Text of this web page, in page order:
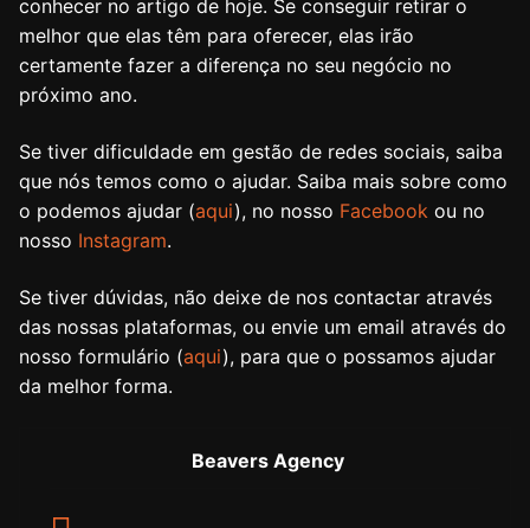
conhecer no artigo de hoje. Se conseguir retirar o
melhor que elas têm para oferecer, elas irão
certamente fazer a diferença no seu negócio no
próximo ano.
Se tiver dificuldade em gestão de redes sociais, saiba
que nós temos como o ajudar. Saiba mais sobre como
o podemos ajudar (aqui), no nosso Facebook ou no
nosso Instagram.
Se tiver dúvidas, não deixe de nos contactar através
das nossas plataformas, ou envie um email através do
nosso formulário (aqui), para que o possamos ajudar
da melhor forma.
Beavers Agency